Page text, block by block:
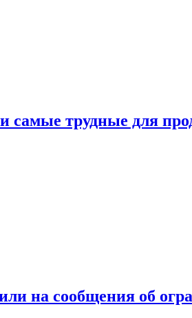
самые трудные для
на сообщения об